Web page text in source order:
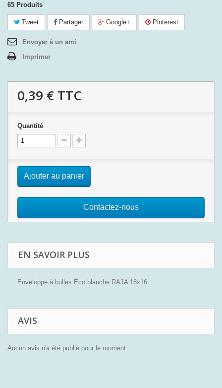
65 Produits
Tweet Partager Google+ Pinterest
Envoyer à un ami
Imprimer
0,39 € TTC
Quantité
Ajouter au panier
Contactez-nous
EN SAVOIR PLUS
Enveloppe à bulles Éco blanche RAJA 18x16
AVIS
Aucun avis n'a été publié pour le moment.